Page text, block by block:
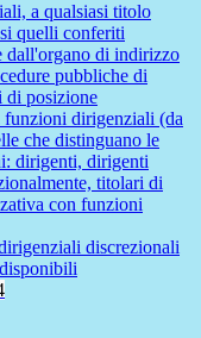
a qualsiasi titolo
quelli conferiti
dall'organo di indirizzo
pubbliche di
di posizione
funzioni dirigenziali (da
che distinguano le
dirigenti, dirigenti
titolari di
con funzioni
discrezionali